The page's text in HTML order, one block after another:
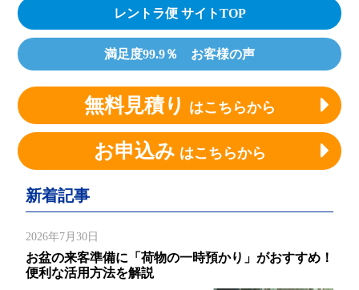
レントラ便 サイトTOP
満足度99.9％ お客様の声
無料見積り はこちらから
お申込み はこちらから
新着記事
2026年7月30日
お盆の来客準備に「荷物の一時預かり」がおすすめ！
便利な活用方法を解説